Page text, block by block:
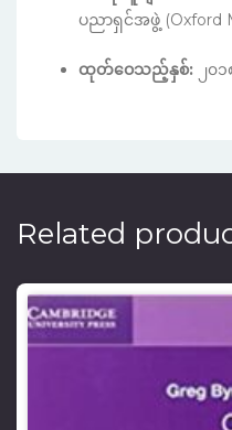
ပညာရှင်အဖွဲ့ (Oxford
ထုတ်ဝေသည့်နှစ်: ၂၀
Related